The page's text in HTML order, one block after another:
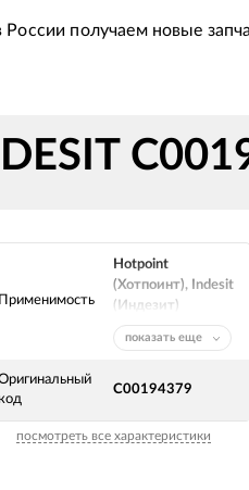
получаем новые
Применимость
Hotpoint
(Хотпоинт), Indesit
(Индезит)
показать еще
код
C00194379
посмотреть все характеристики